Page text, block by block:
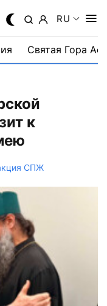
RU
Святая Гора
к
СПЖ